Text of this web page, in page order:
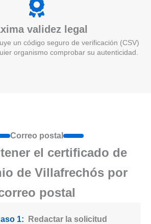
validez legal
un código seguro de verificación (CSV)
organismo comprobar su autenticidad.
Correo postal
el certificado de
de Villafrechós por
postal
1: Redactar la solicitud